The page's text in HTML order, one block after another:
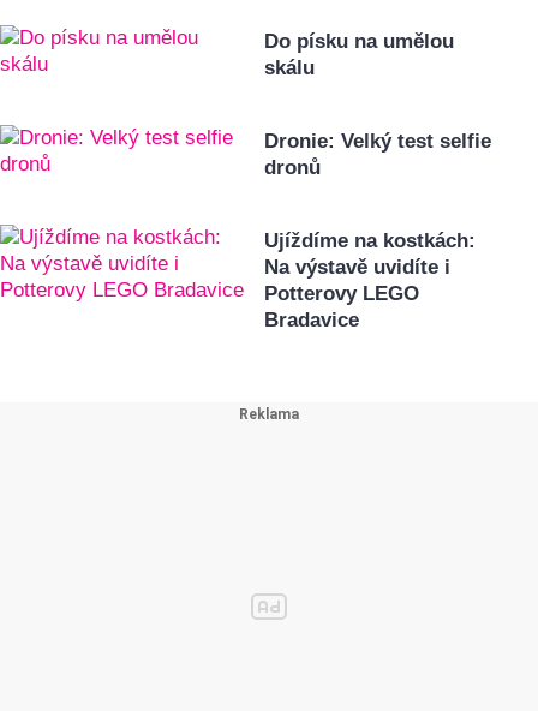
Do písku na umělou
skálu
Dronie: Velký test selfie
dronů
Ujíždíme na kostkách:
Na výstavě uvidíte i
Potterovy LEGO
Bradavice